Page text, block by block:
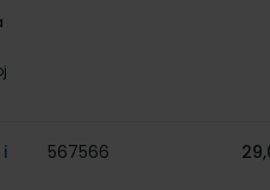
i
567566